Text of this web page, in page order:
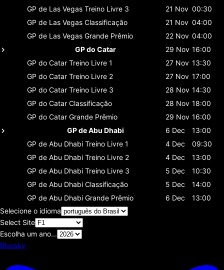
GP de Las Vegas Treino Livre 3 21 Nov 00:30
GP de Las Vegas Classificaçāo 21 Nov 04:00
GP de Las Vegas Grande Prêmio 22 Nov 04:00
GP do Catar
29 Nov 16:00
GP do Catar Treino Livre 1 27 Nov 13:30
GP do Catar Treino Livre 2 27 Nov 17:00
GP do Catar Treino Livre 3 28 Nov 14:30
GP do Catar Classificaçāo 28 Nov 18:00
GP do Catar Grande Prêmio 29 Nov 16:00
GP de Abu Dhabi
6 Dec
13:00
GP de Abu Dhabi Treino Livre 1 4 Dec
09:30
GP de Abu Dhabi Treino Livre 2 4 Dec
13:00
GP de Abu Dhabi Treino Livre 3 5 Dec
10:30
GP de Abu Dhabi Classificaçāo 5 Dec
14:00
GP de Abu Dhabi Grande Prêmio 6 Dec
13:00
Selecione o idioma
Select Site
Escolha um ano...
Bluesky